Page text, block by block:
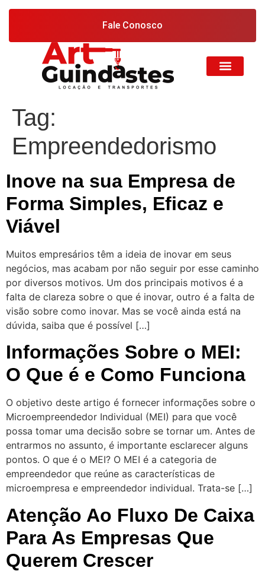
Fale Conosco
Tag:
Empreendedorismo
Inove na sua Empresa de
Forma Simples, Eficaz e
Viável
Muitos empresários têm a ideia de inovar em seus
negócios, mas acabam por não seguir por esse caminho
por diversos motivos. Um dos principais motivos é a
falta de clareza sobre o que é inovar, outro é a falta de
visão sobre como inovar. Mas se você ainda está na
dúvida, saiba que é possível […]
Informações Sobre o MEI:
O Que é e Como Funciona
O objetivo deste artigo é fornecer informações sobre o
Microempreendedor Individual (MEI) para que você
possa tomar uma decisão sobre se tornar um. Antes de
entrarmos no assunto, é importante esclarecer alguns
pontos. O que é o MEI? O MEI é a categoria de
empreendedor que reúne as características de
microempresa e empreendedor individual. Trata-se […]
Atenção Ao Fluxo De Caixa
Para As Empresas Que
Querem Crescer